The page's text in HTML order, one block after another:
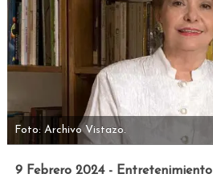
Foto: Archivo Vistazo.
9 Febrero 2024 - Entretenimiento